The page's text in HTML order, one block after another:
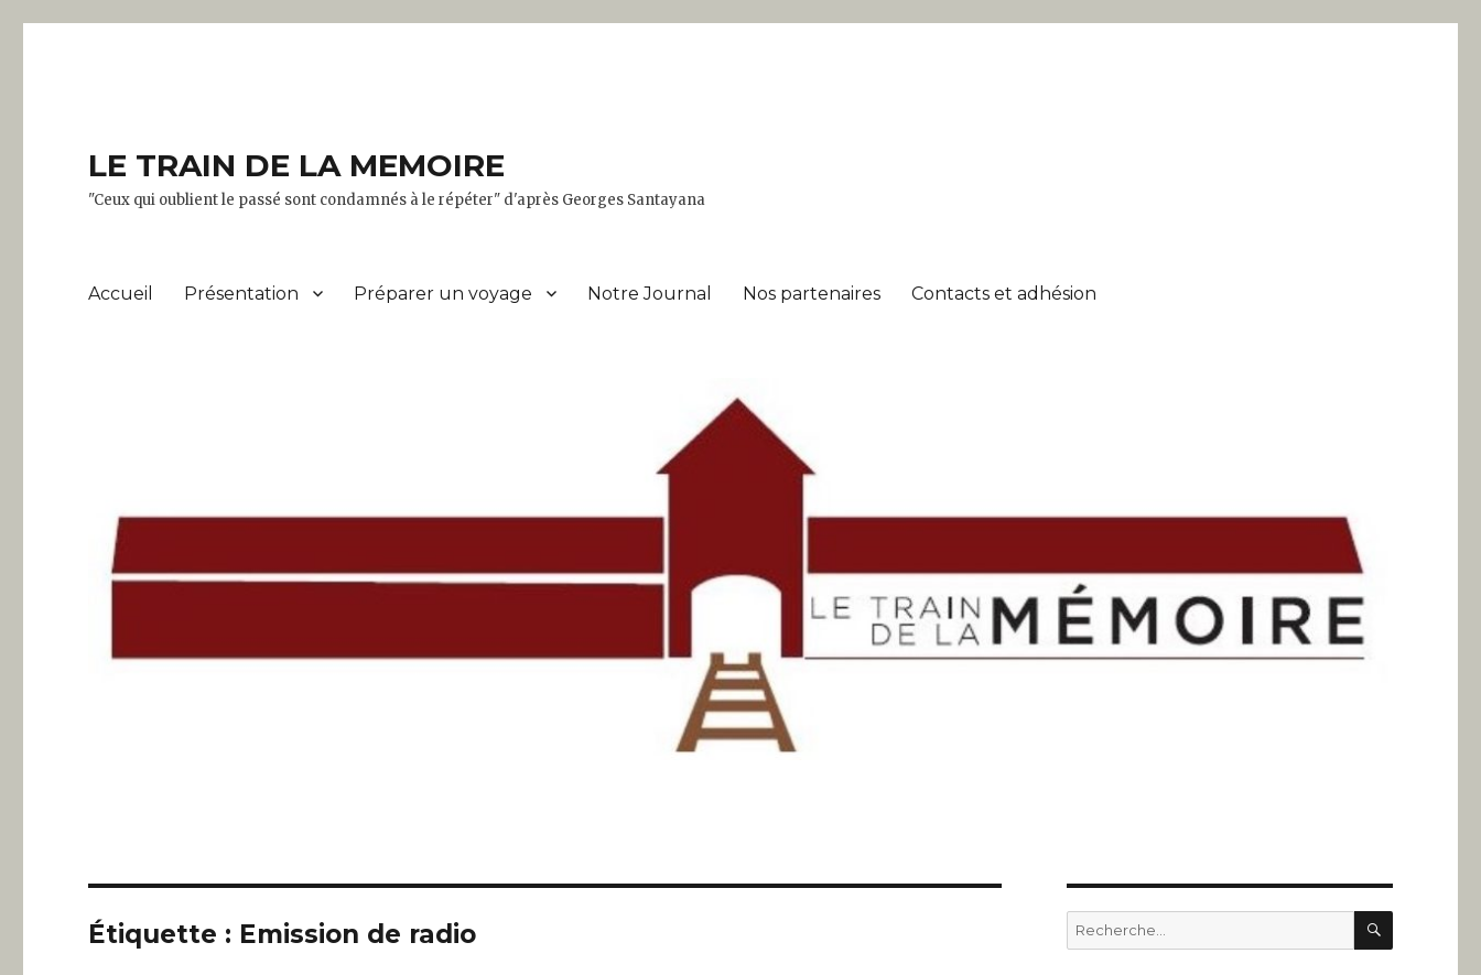
LE TRAIN DE LA MEMOIRE
"Ceux qui oublient le passé sont condamnés à le répéter" d'après Georges Santayana
Accueil Présentation Préparer un voyage Notre Journal Nos partenaires Contacts et adhésion
Étiquette : Emission de radio
Recherche
pour